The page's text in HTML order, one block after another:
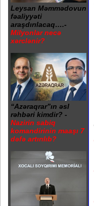
Leysan Məmmədovun
fəaliyyəti
araşdırılacaq….-
Milyonlar necə
xərclənir?
“Azəraqrar”ın əsl
rəhbəri kimdir? -
Nazirin sabiq
komandirinin maaşı 7
dəfə artırılıb?